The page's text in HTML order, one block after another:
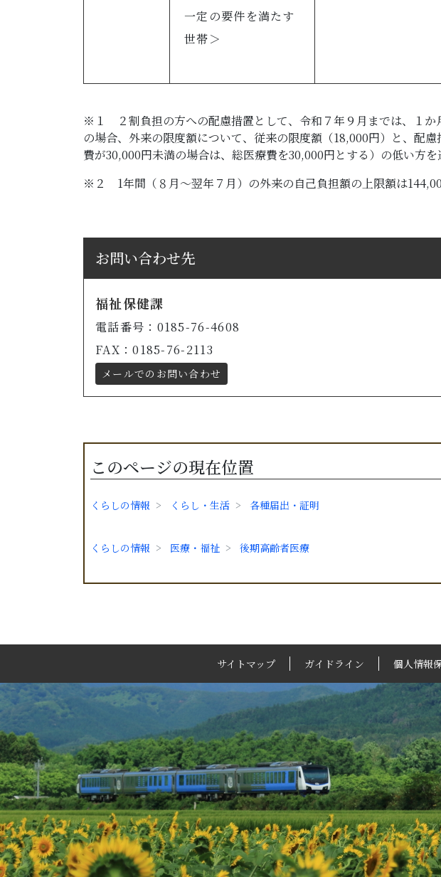
一定の要件を満たす
世帯＞
※１ ２割負担の方への配慮措置として、令和７年９月までは、１か
の場合、外来の限度額について、従来の限度額（18,000円）と、配
費が30,000円未満の場合は、総医療費を30,000円とする）の低い方を
※２ 1年間（８月～翌年７月）の外来の自己負担額の上限額は
お問い合わせ先
福祉保健課
電話番号：0185-76-4608
FAX：0185-76-2113
メールでのお問い合わせ
このページの現在位置
くらしの情報 くらし・生活 各種届出・証明
くらしの情報 医療・福祉 後期高齢者医療
サイトマップ ガイドライン 個人情報